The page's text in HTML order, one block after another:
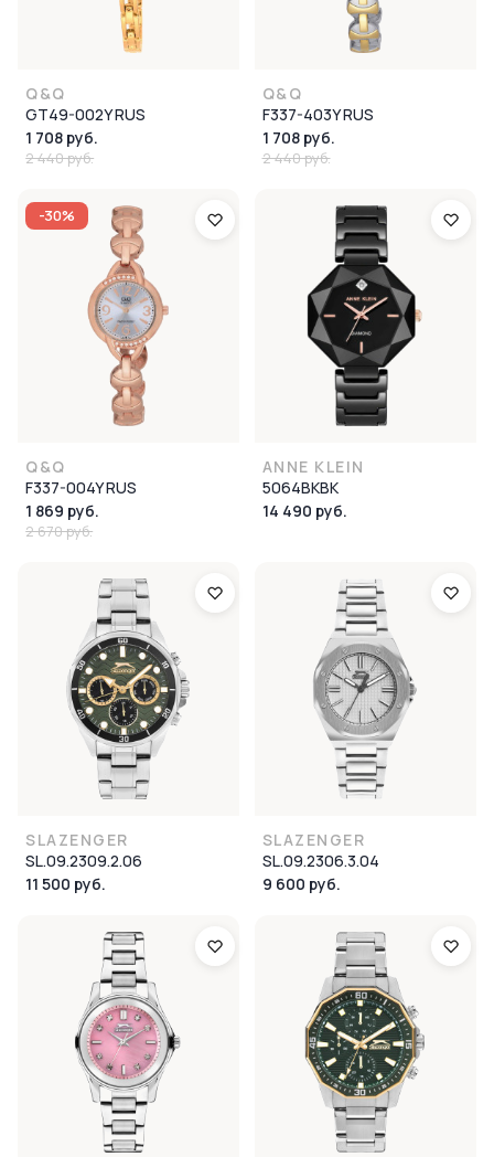
Q&Q
GT49-002Y RUS
1 708 руб.
2 440 руб.
Q&Q
F337-403Y RUS
1 708 руб.
2 440 руб.
-30%
Q&Q
F337-004Y RUS
1 869 руб.
2 670 руб.
ANNE KLEIN
5064BKBK
14 490 руб.
SLAZENGER
SL.09.2309.2.06
11 500 руб.
SLAZENGER
SL.09.2306.3.04
9 600 руб.